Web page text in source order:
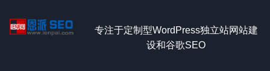
专注于定制型WordPress独立站网站建
设和谷歌SEO